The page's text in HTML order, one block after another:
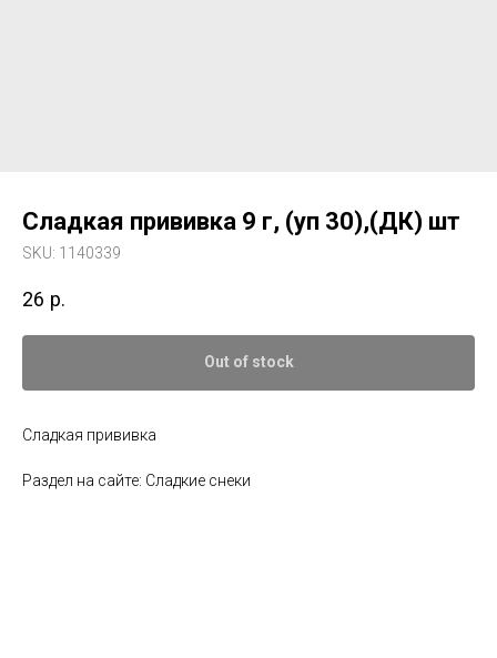
Сладкая прививка 9 г, (уп 30),(ДК) шт
SKU: 1140339
26 р.
Out of stock
Сладкая прививка
Раздел на сайте: Сладкие снеки